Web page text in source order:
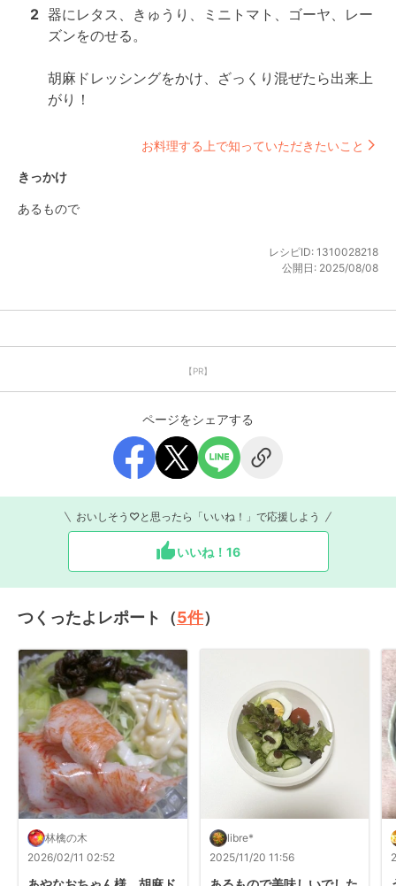
2 器にレタス、きゅうり、ミニトマト、ゴーヤ、レー
ズンをのせる。
胡麻ドレッシングをかけ、ざっくり混ぜたら出来上
がり！
お料理する上で知っていただきたいこと
きっかけ
あるもので
レシピID: 1310028218
公開日: 2025/08/08
【PR】
ページをシェアする
おいしそう♡と思ったら「いいね！」で応援しよう
いいね！ 16
つくったよレポート（5件）
林檎の木
2026/02/11 02:52
libre*
2025/11/20 11:56